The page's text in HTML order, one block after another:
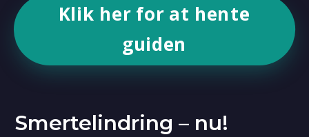
Klik her for at hente
guiden
Smertelindring – nu!